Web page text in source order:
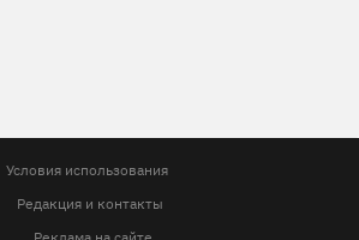
Условия использования
Редакция и контакты